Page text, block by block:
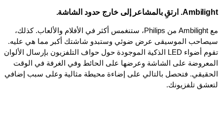
Ambilight. ارتقِ بالمشاعر إلى خارج حدود الشاشة.
مع Ambilight من Philips، ستنغمس أكثر في الأفلام والألعاب. كذلك،
سيصاحب الموسيقى عرض ضوئي وستبدو شاشتك أكبر مما هي عليه.
تقوم أضواء LED الذكية الموجودة حول حواف التلفزيون بإرسال الألوان
المعروضة على الشاشة وعرضها على الحائط وفي الغرفة في الوقت
الحقيقي. فتحصل بالتالي على إضاءة محيطة مثالية وعلى سبب إضافي
لتعشق تلفزيونك.